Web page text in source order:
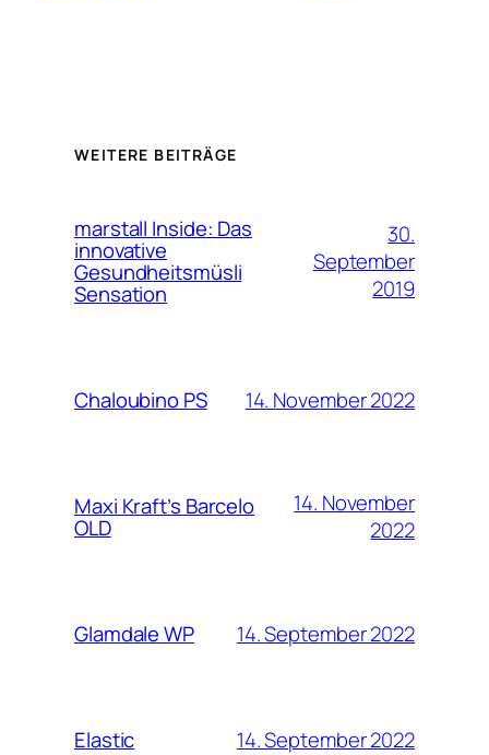
WEITERE BEITRÄGE
marstall Inside: Das
innovative
Gesundheitsmüsli
Sensation
30.
September
2019
Chaloubino PS 14. November 2022
Maxi Kraft’s Barcelo
OLD
14. November
2022
Glamdale WP 14. September 2022
Elastic 14. September 2022